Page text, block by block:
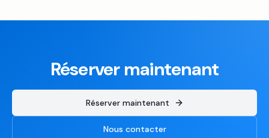
Réserver maintenant
Réserver maintenant
Nous contacter